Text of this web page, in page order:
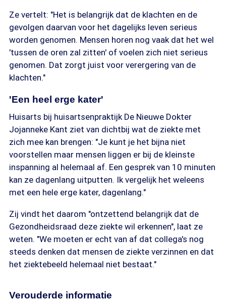
Ze vertelt: "Het is belangrijk dat de klachten en de
gevolgen daarvan voor het dagelijks leven serieus
worden genomen. Mensen horen nog vaak dat het wel
'tussen de oren zal zitten' of voelen zich niet serieus
genomen. Dat zorgt juist voor verergering van de
klachten."
'Een heel erge kater'
Huisarts bij huisartsenpraktijk De Nieuwe Dokter
Jojanneke Kant ziet van dichtbij wat de ziekte met
zich mee kan brengen: "Je kunt je het bijna niet
voorstellen maar mensen liggen er bij de kleinste
inspanning al helemaal af. Een gesprek van 10 minuten
kan ze dagenlang uitputten. Ik vergelijk het weleens
met een hele erge kater, dagenlang."
Zij vindt het daarom "ontzettend belangrijk dat de
Gezondheidsraad deze ziekte wil erkennen", laat ze
weten. "We moeten er echt van af dat collega's nog
steeds denken dat mensen de ziekte verzinnen en dat
het ziektebeeld helemaal niet bestaat."
Verouderde informatie